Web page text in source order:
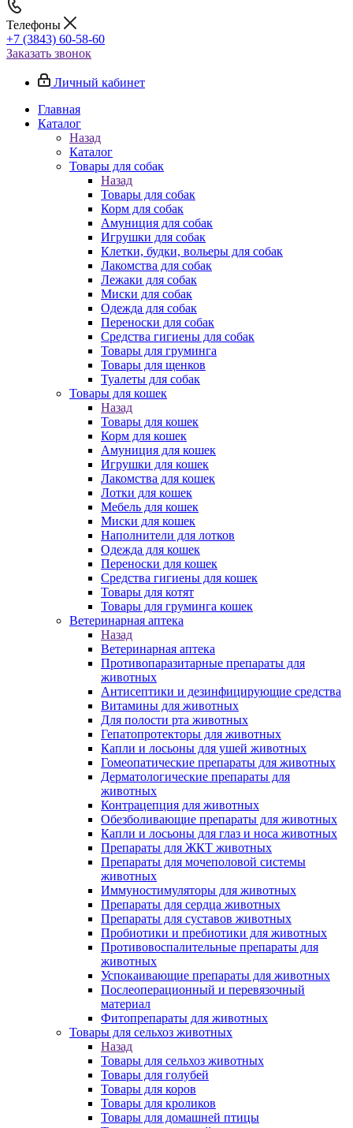
Телефоны
+7 (3843) 60-58-60
Заказать звонок
Личный кабинет
Главная
Каталог
Назад
Каталог
Товары для собак
Назад
Товары для собак
Корм для собак
Амуниция для собак
Игрушки для собак
Клетки, будки, вольеры для собак
Лакомства для собак
Лежаки для собак
Миски для собак
Одежда для собак
Переноски для собак
Средства гигиены для собак
Товары для груминга
Товары для щенков
Туалеты для собак
Товары для кошек
Назад
Товары для кошек
Корм для кошек
Амуниция для кошек
Игрушки для кошек
Лакомства для кошек
Лотки для кошек
Мебель для кошек
Миски для кошек
Наполнители для лотков
Одежда для кошек
Переноски для кошек
Средства гигиены для кошек
Товары для котят
Товары для груминга кошек
Ветеринарная аптека
Назад
Ветеринарная аптека
Противопаразитарные препараты для
животных
Антисептики и дезинфицирующие средства
Витамины для животных
Для полости рта животных
Гепатопротекторы для животных
Капли и лосьоны для ушей животных
Гомеопатические препараты для животных
Дерматологические препараты для
животных
Контрацепция для животных
Обезболивающие препараты для животных
Капли и лосьоны для глаз и носа животных
Препараты для ЖКТ животных
Препараты для мочеполовой системы
животных
Иммуностимуляторы для животных
Препараты для сердца животных
Препараты для суставов животных
Пробиотики и пребиотики для животных
Противовоспалительные препараты для
животных
Успокаивающие препараты для животных
Послеоперационный и перевязочный
материал
Фитопрепараты для животных
Товары для сельхоз животных
Назад
Товары для сельхоз животных
Товары для голубей
Товары для коров
Товары для кроликов
Товары для домашней птицы